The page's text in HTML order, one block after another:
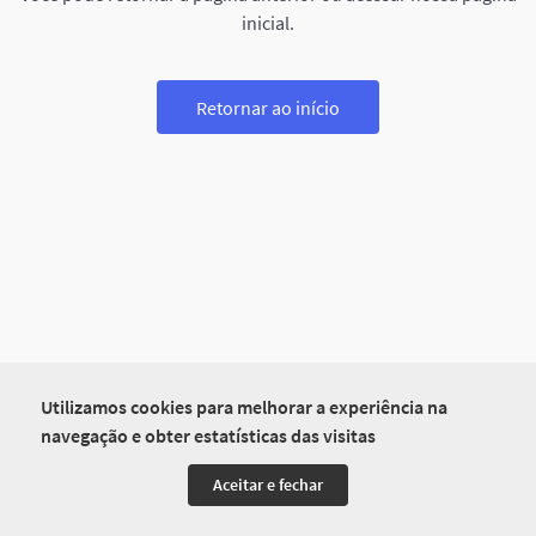
Utilizamos cookies para melhorar a experiência na
navegação e obter estatísticas das visitas
Aceitar e fechar
inicial.
Retornar ao início